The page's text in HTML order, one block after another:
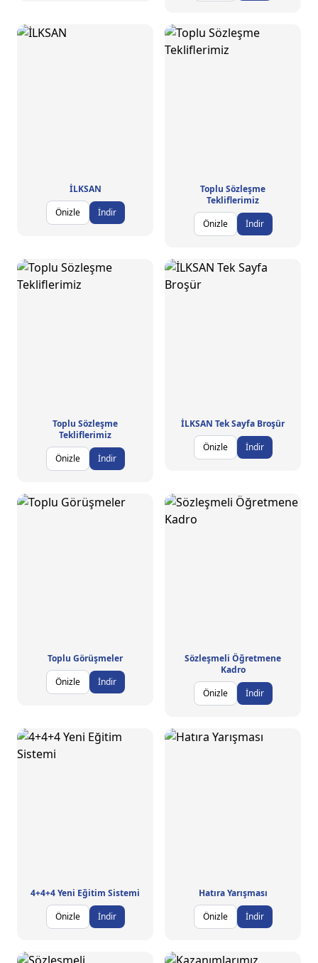
İLKSAN
Önizle
İndir
Toplu Sözleşme
Tekliflerimiz
Önizle
İndir
Toplu Sözleşme
Tekliflerimiz
Önizle
İndir
İLKSAN Tek Sayfa Broşür
Önizle
İndir
Toplu Görüşmeler
Önizle
İndir
Sözleşmeli Öğretmene
Kadro
Önizle
İndir
4+4+4 Yeni Eğitim Sistemi
Önizle
İndir
Hatıra Yarışması
Önizle
İndir